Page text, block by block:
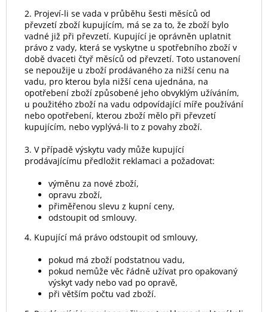
2. Projeví-li se vada v průběhu šesti měsíců od
převzetí zboží kupujícím, má se za to, že zboží bylo
vadné již při převzetí. Kupující je oprávněn uplatnit
právo z vady, která se vyskytne u spotřebního zboží v
době dvaceti čtyř měsíců od převzetí. Toto ustanovení
se nepoužije u zboží prodávaného za nižší cenu na
vadu, pro kterou byla nižší cena ujednána, na
opotřebení zboží způsobené jeho obvyklým užíváním,
u použitého zboží na vadu odpovídající míře používání
nebo opotřebení, kterou zboží mělo při převzetí
kupujícím, nebo vyplývá-li to z povahy zboží.
3. V případě výskytu vady může kupující
prodávajícímu předložit reklamaci a požadovat:
výměnu za nové zboží,
opravu zboží,
přiměřenou slevu z kupní ceny,
odstoupit od smlouvy.
4. Kupující má právo odstoupit od smlouvy,
pokud má zboží podstatnou vadu,
pokud nemůže věc řádně užívat pro opakovaný
výskyt vady nebo vad po opravě,
při větším počtu vad zboží.